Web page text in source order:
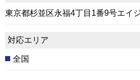
東京都杉並区永福4丁目1番9号エイ
対応エリア
全国